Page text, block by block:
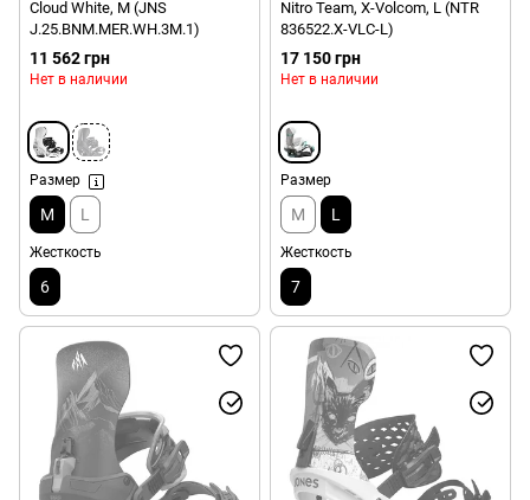
Cloud White, M (JNS
J.25.BNM.MER.WH.3M.1)
11 562 грн
Нет в наличии
Размер
M L
Жесткость
6
Nitro Team, X-Volcom, L (NTR
836522.X-VLC-L)
17 150 грн
Нет в наличии
Размер
M L
Жесткость
7